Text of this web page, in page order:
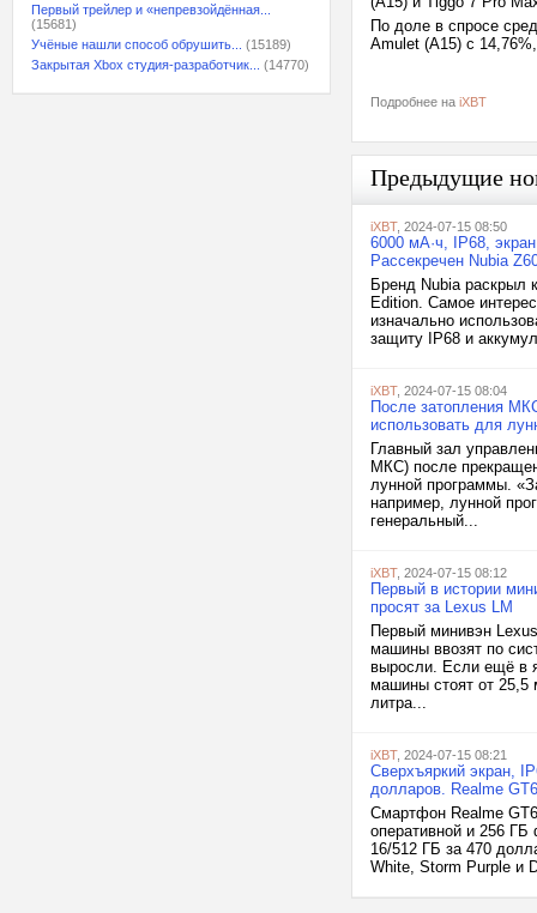
Первый трейлер и «непревзойдённая...
(15681)
Учёные нашли способ обрушить...
(15189)
Закрытая Xbox студия-разработчик...
(14770)
По доле в спросе
Amulet (A15) с
Подробнее на iXBT
Предыдущие
iXBT, 2024-07-15 08:50
6000 мА·ч, IP68,
Рассекречен Nubia
Бренд Nubia раскрыл
Edition. Самое
изначально
защиту IP68 и
iXBT, 2024-07-15 08:04
После затопления
использовать для
Главный зал
МКС) после
лунной программы.
например, лунной
генеральный...
iXBT, 2024-07-15 08:12
Первый в истории
просят за Lexus LM
Первый минивэн
машины ввозят по
выросли. Если ещё в
машины стоят от 25,5
литра...
iXBT, 2024-07-15 08:21
Сверхъяркий экран,
долларов. Realme
Смартфон Realme
оперативной и 256
16/512 ГБ за 470
White, Storm Purple и